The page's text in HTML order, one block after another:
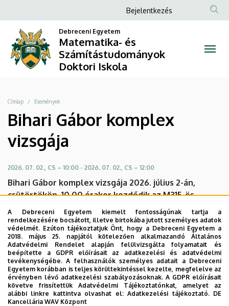
Gábor
komplex
vizsgája
Matematika-
és
Számítástudományok
Doktori
Iskola
a
tartalomra
Anonim
fiók
menüje
Bejelentkezés
Debreceni Egyetem
Matematika- és
Számítástudományok
Doktori Iskola
Morzsa
Címlap Események
Bihari Gábor komplex
vizsgája
2026. 07. 02., CS – 10:00 - 2026. 07. 02., CS – 12:00
Bihari Gábor komplex vizsgája 2026. július 2-án,
csütörtökön, 10.00 órakor kezdődik az M315-ös
teremben.
A bizottság elnöke: Vincze Csaba egyetemi tanár
A külső vizsgáztató: Debrenti Edith egyetemi docens
(Partiumi Keresztény Egyetem)
A belső vizsgáztató: Szilasi Zoltán adjunktus
Témavezető: Herendiné Dr. Kónya Eszter egyetemi
docens
A Debreceni Egyetem kiemelt fontosságúnak tartja a
rendelkezésére bocsátott, illetve birtokába jutott személyes adatok
védelmét. Ezúton tájékoztatjuk Önt, hogy a Debreceni Egyetem a
2018. május 25. napjától kötelezően alkalmazandó Általános
Adatvédelmi Rendelet alapján felülvizsgálta folyamatait és
beépítette a GDPR előírásait az adatkezelési és adatvédelmi
tevékenységébe. A felhasználók személyes adatait a Debreceni
Egyetem korábban is teljes körültekintéssel kezelte, megfelelve az
érvényben lévő adatkezelési szabályozásoknak. A GDPR előírásait
követve frissítettük Adatvédelmi Tájékoztatónkat, amelyet az
alábbi linkre kattintva olvashat el:Adatkezelési tájékoztató. DE
Kancellária WAV Központ